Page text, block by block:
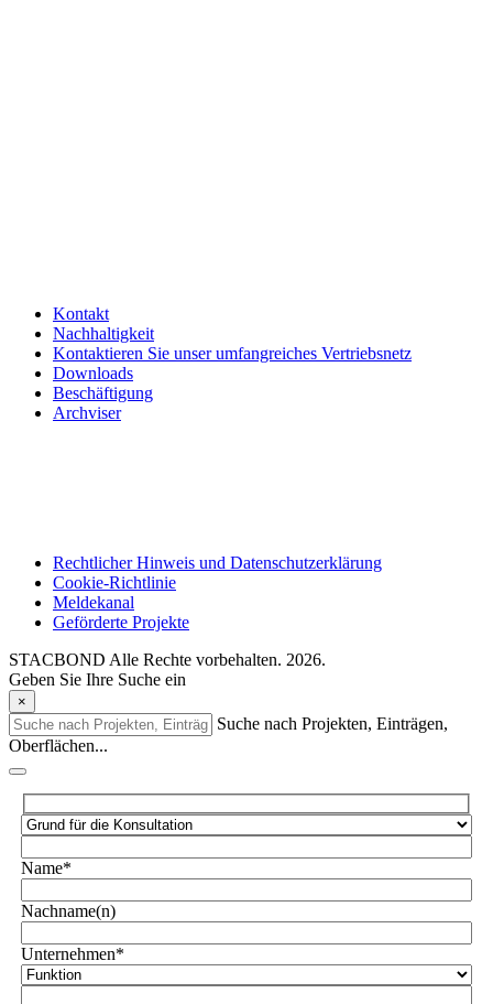
Kontakt
Nachhaltigkeit
Kontaktieren Sie unser umfangreiches Vertriebsnetz
Downloads
Beschäftigung
Archviser
Rechtlicher Hinweis und Datenschutzerklärung
Cookie-Richtlinie
Meldekanal
Geförderte Projekte
STACBOND Alle Rechte vorbehalten. 2026.
Geben Sie Ihre Suche ein
×
Suche nach Projekten, Einträgen,
Oberflächen...
Name*
Nachname(n)
Unternehmen*